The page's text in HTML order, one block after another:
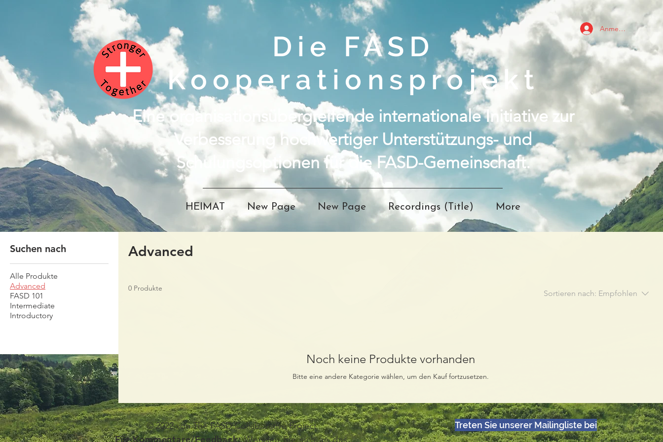
Die FASD
Kooperationsprojekt
Anmelden
Eine organisationsübergreifende internationale Initiative zur
Verbesserung hochwertiger Unterstützungs- und
Schulungsoptionen für die FASD-Gemeinschaft.
HEIMAT New Page New Page Recordings (Title) More
Suchen nach
Alle Produkte
Advanced
FASD 101
Intermediate
Introductory
Advanced
0 Produkte
Sortieren nach: Empfohlen
Noch keine Produkte vorhanden
Bitte eine andere Kategorie wählen, um den Kauf fortzusetzen.
© 2022 von The FASD Collaborative Project
Für Kommentare/Feedback:Wenden Sie sich an das
Treten Sie unserer Mailingliste bei